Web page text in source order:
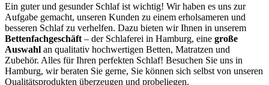
Ein guter und gesunder Schlaf ist wichtig! Wir haben es uns zur
Aufgabe gemacht, unseren Kunden zu einem erholsameren und
besseren Schlaf zu verhelfen. Dazu bieten wir Ihnen in unserem
Bettenfachgeschäft – der Schlaferei in Hamburg, eine große
Auswahl an qualitativ hochwertigen Betten, Matratzen und
Zubehör. Alles für Ihren perfekten Schlaf! Besuchen Sie uns in
Hamburg, wir beraten Sie gerne, Sie können sich selbst von unseren
Qualitätsprodukten überzeugen und probeliegen.